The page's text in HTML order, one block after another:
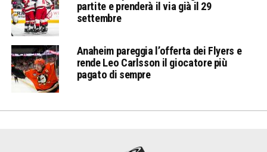
partite e prenderà il via già il 29
settembre
Anaheim pareggia l’offerta dei Flyers e
rende Leo Carlsson il giocatore più
pagato di sempre